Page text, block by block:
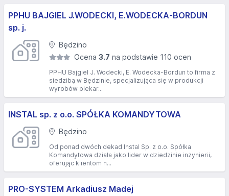
PPHU BAJGIEL J.WODECKI, E.WODECKA-BORDUN
sp. j.
Będzino
Ocena3.7 na podstawie 110 ocen
PPHU Bajgiel J. Wodecki, E. Wodecka-Bordun to firma z
siedzibą w Będzinie, specjalizująca się w produkcji
wyrobów piekar...
INSTAL sp. z o.o. SPÓŁKA KOMANDYTOWA
Będzino
Od ponad dwóch dekad Instal Sp. z o.o. Spółka
Komandytowa działa jako lider w dziedzinie inżynierii,
oferując klientom n...
PRO-SYSTEM Arkadiusz Madej